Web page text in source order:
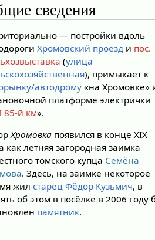
сведения
— постройки вдоль
Хромовский проезд и пос.
(улица
), примыкает к
автодрому «на Хромовке»
платформе электрички
85-й км».
Хромовка появился в конце XIX
как летняя загородная заимка
томского купца Семёна
. Здесь, на заимке некоторое
жилстарец Фёдор Кузьмич, в
об этом в посёлке в 2006 году
памятник.